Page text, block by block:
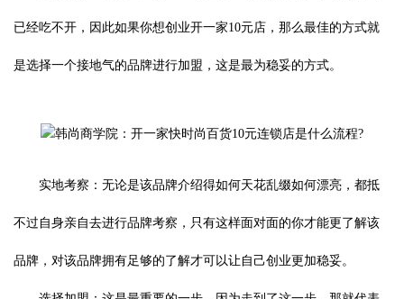
已经吃不开，因此如果你想创业开一家10元店，那么最佳的方式就
是选择一个接地气的品牌进行加盟，这是最为稳妥的方式。
实地考察：无论是该品牌介绍得如何天花乱缀如何漂亮，都抵
不过自身亲自去进行品牌考察，只有这样面对面的你才能更了解该
品牌，对该品牌拥有足够的了解才可以让自己创业更加稳妥。